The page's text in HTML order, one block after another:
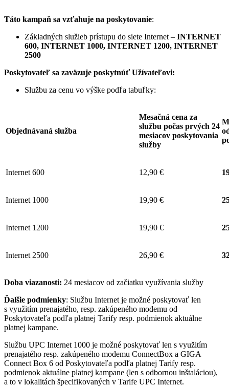
Táto kampaň sa vzťahuje na poskytovanie:
Základných služieb prístupu do siete Internet – INTERNET
600, INTERNET 1000, INTERNET 1200, INTERNET
2500
Poskytovateľ sa zaväzuje poskytnúť Užívateľovi:
Službu za cenu vo výške podľa tabuľky:
Objednávaná služba
Mesačná cena za
službu počas prvých 24
mesiacov poskytovania
služby
Internet 600 12,90 €
Internet 1000 19,90 €
Internet 1200 19,90 €
Internet 2500 26,90 €
Doba viazanosti: 24 mesiacov od začiatku využívania služby
Ďalšie podmienky: Službu Internet je možné poskytovať len
s využitím prenajatého, resp. zakúpeného modemu od
Poskytovateľa podľa platnej Tarify resp. podmienok aktuálne
platnej kampane.
Službu UPC Internet 1000 je možné poskytovať len s využitím
prenajatého resp. zakúpeného modemu ConnectBox a GIGA
Connect Box 6 od Poskytovateľa podľa platnej Tarify resp.
podmienok aktuálne platnej kampane (len s odbornou inštaláciou),
a to v lokalitách špecifikovaných v Tarife UPC Internet.